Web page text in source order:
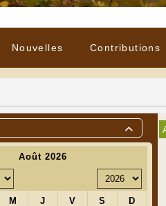
Nouvelles Contributions
